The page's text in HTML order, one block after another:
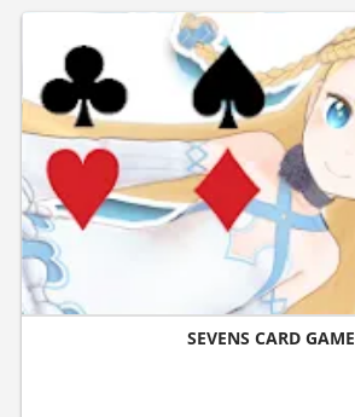
SEVENS CARD GAME